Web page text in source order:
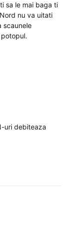
sa le mai baga ti
nu va uitati
scaunele
uri debiteaza